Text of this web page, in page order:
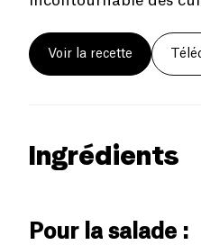
Voir la recette
Ingrédients
Pour la salade :